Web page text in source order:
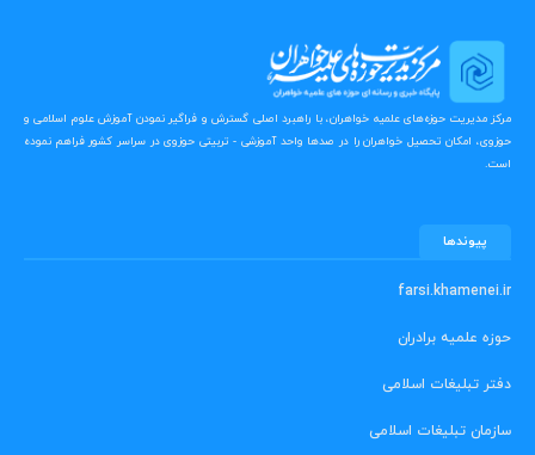
مرکز مدیریت حوزه‌های علمیه خواهران، با راهبرد اصلی گسترش و فراگیر نمودن آموزش علوم اسلامی و
حوزوی، امکان تحصیل خواهران را در صدها واحد آموزشی - تربیتی حوزوی در سراسر کشور فراهم نموده
است.
پیوندها
farsi.khamenei.ir
حوزه علمیه برادران
دفتر تبلیغات اسلامی
سازمان تبلیغات اسلامی